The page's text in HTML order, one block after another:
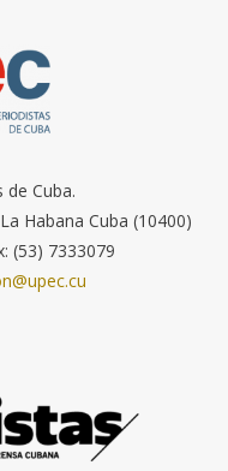
de Cuba.
Habana Cuba (10400)
(53) 7333079